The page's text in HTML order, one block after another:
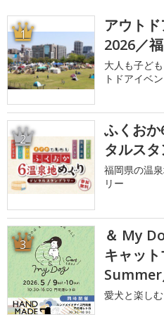
1
アウト
2026／
大人も子ど
トドアイベ
2
ふくお
タルス
福岡県の温
リー
3
＆ My
キャッ
愛犬と楽し